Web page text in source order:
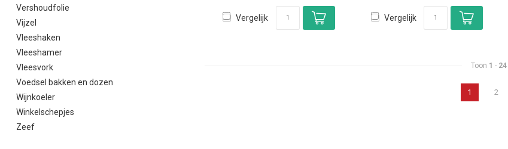
Vershoudfolie
Vijzel
Vleeshaken
Vleeshamer
Vleesvork
Voedsel bakken en dozen
Wijnkoeler
Winkelschepjes
Zeef
Vergelijk Vergelijk
Toon 1 - 24
1 2